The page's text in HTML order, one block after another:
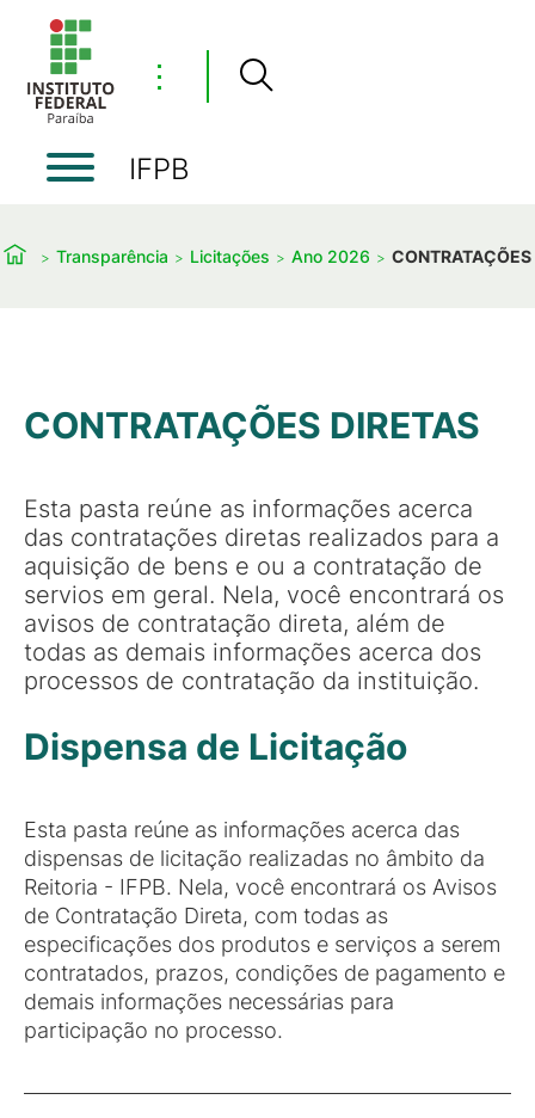
⋮
IFPB
Transparência Licitações Ano 2026 CONTRATAÇÕES
CONTRATAÇÕES DIRETAS
Esta pasta reúne as informações acerca
das contratações diretas realizados para a
aquisição de bens e ou a contratação de
servios em geral. Nela, você encontrará os
avisos de contratação direta, além de
todas as demais informações acerca dos
processos de contratação da instituição.
Dispensa de Licitação
Esta pasta reúne as informações acerca das
dispensas de licitação realizadas no âmbito da
Reitoria - IFPB. Nela, você encontrará os Avisos
de Contratação Direta, com todas as
especificações dos produtos e serviços a serem
contratados, prazos, condições de pagamento e
demais informações necessárias para
participação no processo.